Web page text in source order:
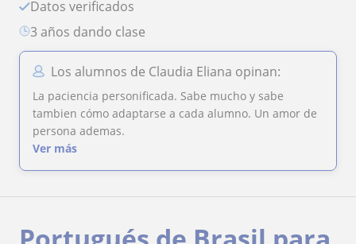
Datos verificados
3 años dando clase
Los alumnos de Claudia Eliana opinan:
La paciencia personificada. Sabe mucho y sabe
tambien cómo adaptarse a cada alumno. Un amor de
persona ademas.
Ver más